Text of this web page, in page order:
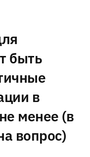
быть
в
менее (в
вопрос)